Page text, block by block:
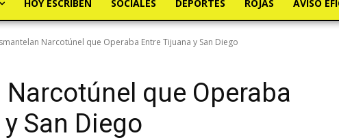
HOY ESCRIBEN SOCIALES DEPORTES ROJAS AVISO
Narcotúnel que Operaba Entre Tijuana y San Diego
que Operaba
San Diego